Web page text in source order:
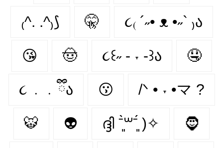
₍^. .^₎⟆ 🤫 ૮₍ ´˶• ᴥ •˶` ₎ა
😘 🤠 ૮꒰˶ - ˕ -꒱ა 🤤
૮ ․ ․ ྀིა 😗 /ᐠ • ˕ •マ ?
🐯 👽 ദ്ദി ˉ͈̀꒳ˉ͈́ )✧ 🧔